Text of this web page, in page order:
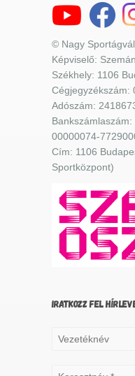
© Nagy
Képviselő:
Székhely: 1106
Cégjegyzékszám:
Adószám:
00000074-
Cím: 1106
Sportközpont)
IRATKOZZ FEL